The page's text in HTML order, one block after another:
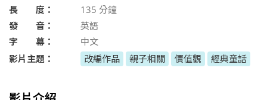
長 度：
135 分鐘
發 音：
英語
字 幕：
中文
影片主題：
改編作品 親子相關 價值觀 經典童話